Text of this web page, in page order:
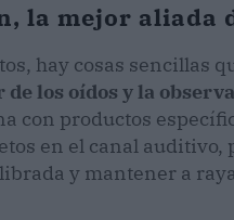
la mejor aliada
hay cosas sencillas
los oídos y la
con productos
en el canal auditivo,
y mantener a